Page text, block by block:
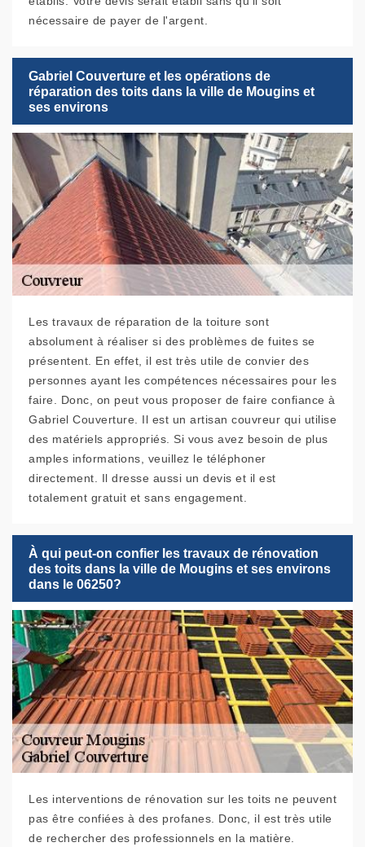
nécessaire de payer de l'argent.
Gabriel Couverture et les opérations de
réparation des toits dans la ville de Mougins et
ses environs
Les travaux de réparation de la toiture sont
absolument à réaliser si des problèmes de fuites se
présentent. En effet, il est très utile de convier des
personnes ayant les compétences nécessaires pour les
faire. Donc, on peut vous proposer de faire confiance à
Gabriel Couverture. Il est un artisan couvreur qui utilise
des matériels appropriés. Si vous avez besoin de plus
amples informations, veuillez le téléphoner
directement. Il dresse aussi un devis et il est
totalement gratuit et sans engagement.
À qui peut-on confier les travaux de rénovation
des toits dans la ville de Mougins et ses environs
dans le 06250?
Les interventions de rénovation sur les toits ne peuvent
pas être confiées à des profanes. Donc, il est très utile
de rechercher des professionnels en la matière.